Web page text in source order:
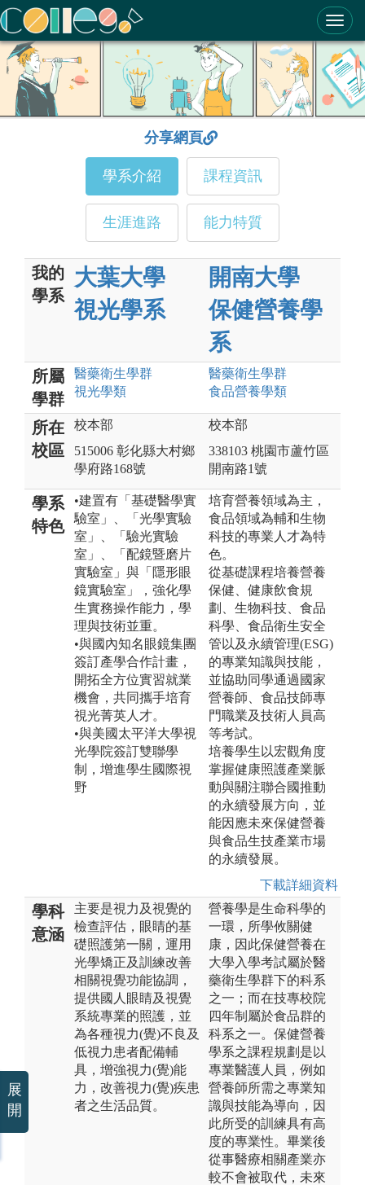
ColleGo! 大學選才與高中育才輔助系統
分享網頁
學系介紹 課程資訊
生涯進路 能力特質
我的
學系
大葉大學
視光學系
開南大學
保健營養學
系
所屬
學群
醫藥衛生學群
視光學類
醫藥衛生學群
食品營養學類
所在
校區
校本部
515006 彰化縣大村鄉
學府路168號
校本部
338103 桃園市蘆竹區
開南路1號
學系
特色
•建置有「基礎醫學實
驗室」、「光學實驗
室」、「驗光實驗
室」、「配鏡暨磨片
實驗室」與「隱形眼
鏡實驗室」，強化學
生實務操作能力，學
理與技術並重。
•與國內知名眼鏡集團
簽訂產學合作計畫，
開拓全方位實習就業
機會，共同攜手培育
視光菁英人才。
•與美國太平洋大學視
光學院簽訂雙聯學
制，增進學生國際視
野
培育營養領域為主，
食品領域為輔和生物
科技的專業人才為特
色。
從基礎課程培養營養
保健、健康飲食規
劃、生物科技、食品
科學、食品衛生安全
管以及永續管理(ESG)
的專業知識與技能，
並協助同學通過國家
營養師、食品技師專
門職業及技術人員高
等考試。
培養學生以宏觀角度
掌握健康照護產業脈
動與關注聯合國推動
的永續發展方向，並
能因應未來保健營養
與食品生技產業市場
的永續發展。
下載詳細資料
學科
意涵
主要是視力及視覺的
檢查評估，眼睛的基
礎照護第一關，運用
光學矯正及訓練改善
相關視覺功能協調，
提供國人眼睛及視覺
系統專業的照護，並
為各種視力(覺)不良及
低視力患者配備輔
具，增強視力(覺)能
力，改善視力(覺)疾患
者之生活品質。
營養學是生命科學的
一環，所學攸關健
康，因此保健營養在
大學入學考試屬於醫
藥衛生學群下的科系
之一；而在技專校院
四年制屬於食品群的
科系之一。保健營養
學系之課程規劃是以
專業醫護人員，例如
營養師所需之專業知
識與技能為導向，因
此所受的訓練具有高
度的專業性。畢業後
從事醫療相關產業亦
較不會被取代，未來
展
開